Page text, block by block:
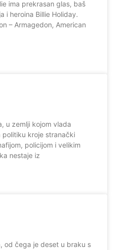
ima prekrasan glas, baš
i heroina Billie Holiday.
– Armagedon, American
u zemlji kojom vlada
politiku kroje stranački
policijom i velikim
nestaje iz
od čega je deset u braku s